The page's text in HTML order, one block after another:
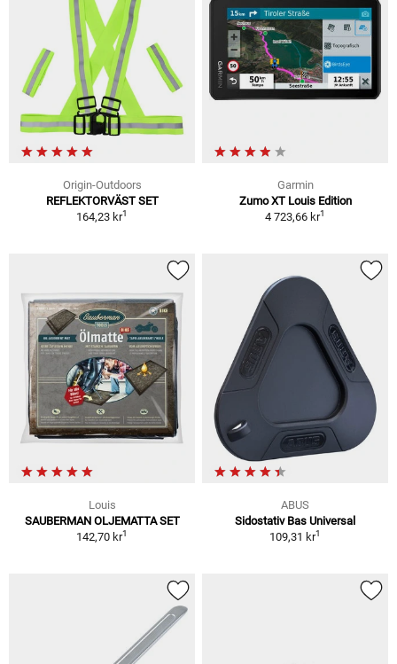
Origin-Outdoors
REFLEKTORVÄST SET
164,23 kr1
Garmin
Zumo XT Louis Edition
4 723,66 kr1
Louis
SAUBERMAN OLJEMATTA SET
142,70 kr1
ABUS
Sidostativ Bas Universal
109,31 kr1